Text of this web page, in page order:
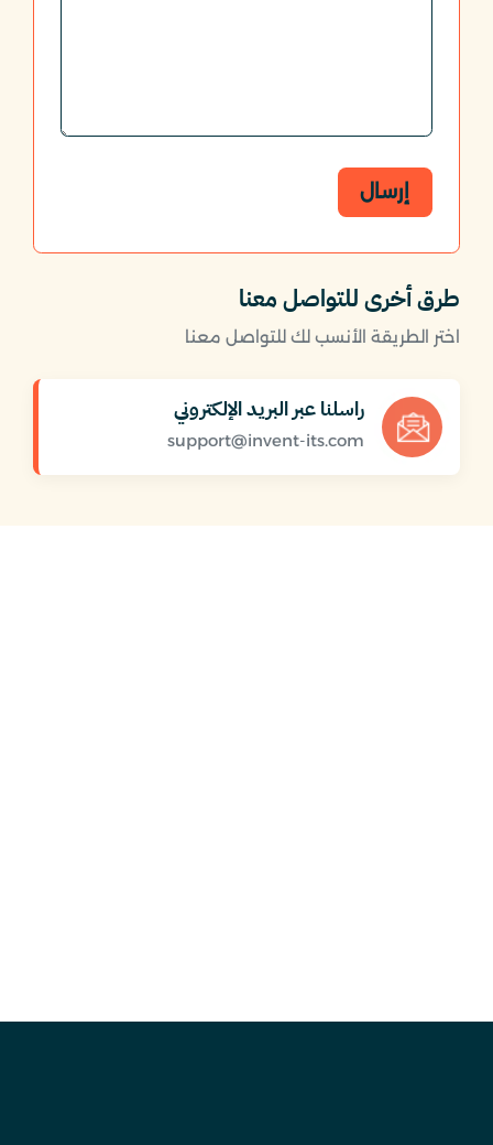
إرسال
طرق أخرى للتواصل معنا
اختر الطريقة الأنسب لك للتواصل معنا
راسلنا عبر البريد الإلكتروني
support@invent-its.com